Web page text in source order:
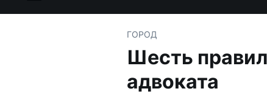
ГОРОД
Шесть
адвоката